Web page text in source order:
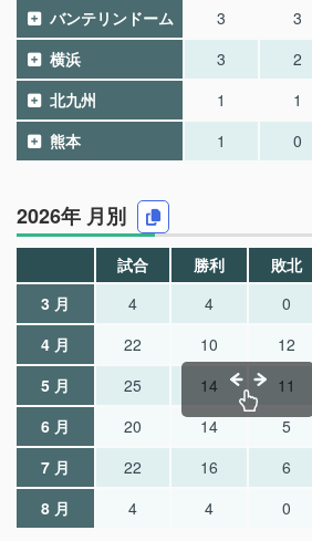
バンテリンドーム
3 3
横浜
3 2
北九州
1 1
熊本
1 0
2026年 月別
試合 勝利 敗北
3 月
4 4 0
4 月
22 10 12
5 月
25 14 11
6 月
20 14 5
7 月
22 16 6
8 月
4 4 0